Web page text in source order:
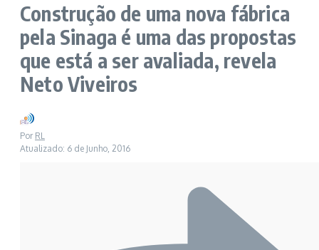
Construção de uma nova fábrica
pela Sinaga é uma das propostas
que está a ser avaliada, revela
Neto Viveiros
Por RL
Atualizado: 6 de Junho, 2016